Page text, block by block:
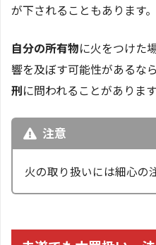
が下されることもあります。
自分の所有物に火をつけた
響を及ぼす可能性があるなら
刑に問われることがあります
注意
火の取り扱いには細心の